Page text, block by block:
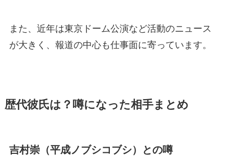
また、近年は東京ドーム公演など活動のニュース
が大きく、報道の中心も仕事面に寄っています。
歴代彼氏は？噂になった相手まとめ
吉村崇（平成ノブシコブシ）との噂